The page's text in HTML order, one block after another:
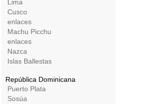
Lima
Cusco
enlaces
Machu Picchu
enlaces
Nazca
Islas Ballestas
República Dominicana
Puerto Plata
Sosúa